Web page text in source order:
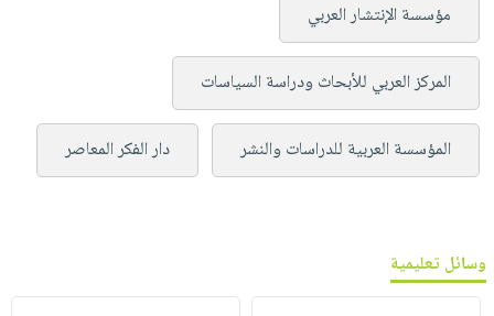
مؤسسة الإنتشار العربي
المركز العربي للأبحاث ودراسة السياسات
المؤسسة العربية للدراسات والنشر دار الفكر المعاصر
وسائل تعليمية